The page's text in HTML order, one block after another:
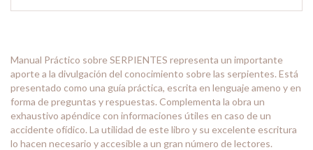
Manual Práctico sobre SERPIENTES representa un importante
aporte a la divulgación del conocimiento sobre las serpientes. Está
presentado como una guía práctica, escrita en lenguaje ameno y en
forma de preguntas y respuestas. Complementa la obra un
exhaustivo apéndice con informaciones útiles en caso de un
accidente ofídico. La utilidad de este libro y su excelente escritura
lo hacen necesario y accesible a un gran número de lectores.